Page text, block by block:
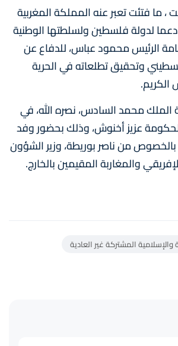
، ما فتئت تعبر عنه المملكة المغربية
لدولة فلسطين ولسلطتها الوطنية
الرئيس محمود عباس، للدفاع عن
وتحقيق تطلعاته في الحرية
الكريم.
الملك محمد السادس، نصره الله، في
عزيز أخنوش، وذلك بحضور وفد
من ناصر بوريطة، وزير الشؤون
والمغاربة المقيمين بالخارج.
والإسلامية المشتركة غير العادية